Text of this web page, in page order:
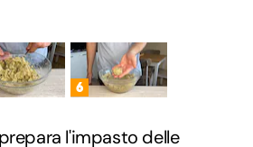
6
l'impasto delle